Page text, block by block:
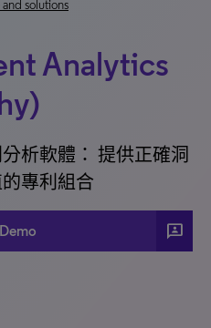
solutions
Analytics
析軟體： 提供正確洞
專利組合
3p